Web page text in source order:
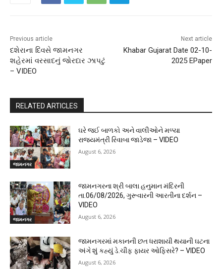
Previous article
દશેરાના દિવસે જામનગર
શહેરમાં વરસાદનું જોરદાર ઝાપટું
– VIDEO
Next article
Khabar Gujarat Date 02-10-
2025 EPaper
RELATED ARTICLES
જામનગર
ઘરે જઈ બાળકો અને વાલીઓને મળ્યા
રાજ્યમંત્રી રિવાબા જાડેજા – VIDEO
August 6, 2026
જામનગર
જામનગરના શ્રી બાલા હનુમાન મંદિરની
તા.06/08/2026, ગુરૂવારની આરતીના દર્શન –
VIDEO
August 6, 2026
જામનગરમાં મકાનની છત ધરાશાયી થયાની ઘટના
અંગે શું કહ્યું ડે.ચીફ ફાયર ઓફિસરે? – VIDEO
August 6, 2026